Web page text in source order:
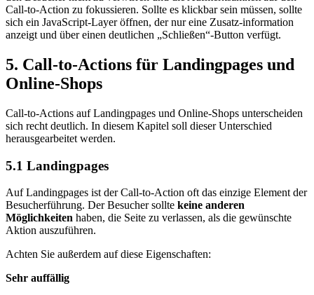
Call-to-Action zu fokussieren. Sollte es klickbar sein müssen, sollte
sich ein JavaScript-Layer öffnen, der nur eine Zusatz-information
anzeigt und über einen deutlichen „Schließen“-Button verfügt.
5. Call-to-Actions für Landingpages und
Online-Shops
Call-to-Actions auf Landingpages und Online-Shops unterscheiden
sich recht deutlich. In diesem Kapitel soll dieser Unterschied
herausgearbeitet werden.
5.1 Landingpages
Auf Landingpages ist der Call-to-Action oft das einzige Element der
Besucherführung. Der Besucher sollte keine anderen
Möglichkeiten haben, die Seite zu verlassen, als die gewünschte
Aktion auszuführen.
Achten Sie außerdem auf diese Eigenschaften:
Sehr auffällig